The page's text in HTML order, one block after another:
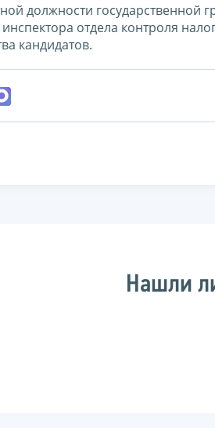
должности государственной
инспектора отдела контроля
кандидатов.
Нашли